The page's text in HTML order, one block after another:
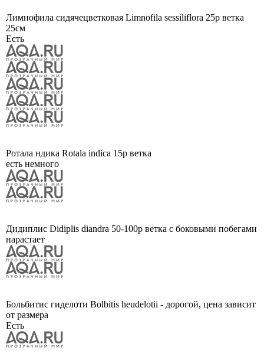
Лимнофила сидячецветковая Limnofila sessiliflora 25р ветка
25см
Есть
Ротала ндика Rotala indica 15р ветка
есть немного
Дидиплис Didiplis diandra 50-100р ветка с боковыми побегами
нарастает
Больбитис гиделоти Bolbitis heudelotii - дорогой, цена зависит
от размера
Есть